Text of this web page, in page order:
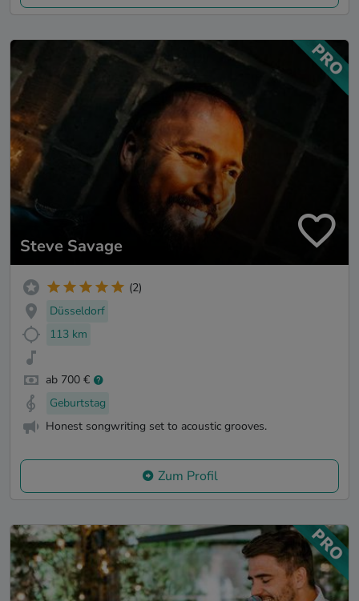
Steve Savage
(2)
Düsseldorf
113 km
ab 700 €
Geburtstag
Honest songwriting set to acoustic grooves.
Zum Profil